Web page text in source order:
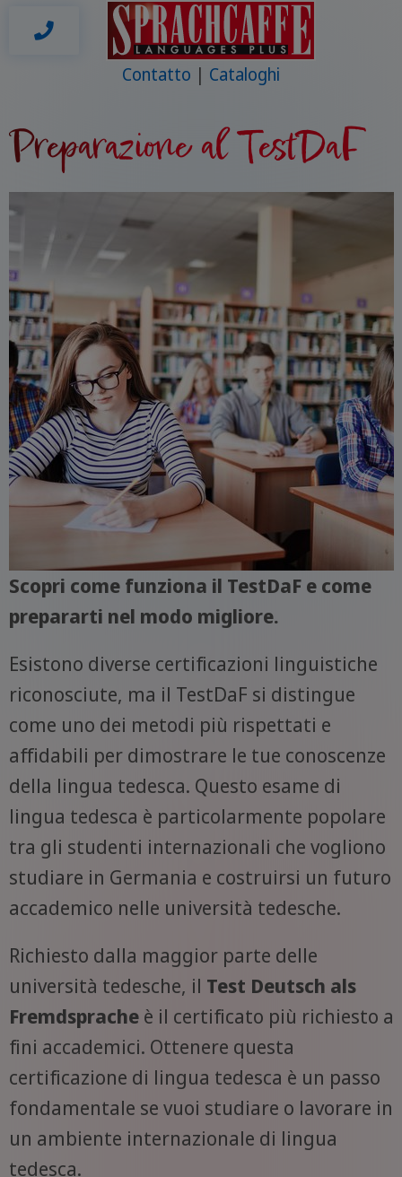
Contatto Cataloghi
Preparazione al TestDaF
Scopri come funziona il TestDaF e come
prepararti nel modo migliore.
Esistono diverse certificazioni linguistiche
riconosciute, ma il TestDaF si distingue
come uno dei metodi più rispettati e
affidabili per dimostrare le tue conoscenze
della lingua tedesca. Questo esame di
lingua tedesca è particolarmente popolare
tra gli studenti internazionali che vogliono
studiare in Germania e costruirsi un futuro
accademico nelle università tedesche.
Richiesto dalla maggior parte delle
università tedesche, il Test Deutsch als
Fremdspracheè il certificato più richiesto a
fini accademici. Ottenere questa
certificazione di lingua tedesca è un passo
fondamentale se vuoi studiare o lavorare in
un ambiente internazionale di lingua
tedesca.